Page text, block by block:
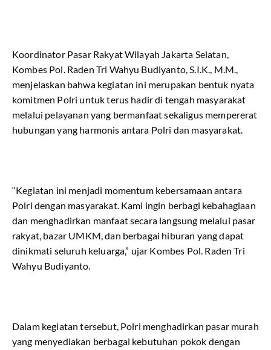
Koordinator Pasar Rakyat Wilayah Jakarta Selatan,
Kombes Pol. Raden Tri Wahyu Budiyanto, S.I.K., M.M.,
menjelaskan bahwa kegiatan ini merupakan bentuk nyata
komitmen Polri untuk terus hadir di tengah masyarakat
melalui pelayanan yang bermanfaat sekaligus mempererat
hubungan yang harmonis antara Polri dan masyarakat.
“Kegiatan ini menjadi momentum kebersamaan antara
Polri dengan masyarakat. Kami ingin berbagi kebahagiaan
dan menghadirkan manfaat secara langsung melalui pasar
rakyat, bazar UMKM, dan berbagai hiburan yang dapat
dinikmati seluruh keluarga,” ujar Kombes Pol. Raden Tri
Wahyu Budiyanto.
Dalam kegiatan tersebut, Polri menghadirkan pasar murah
yang menyediakan berbagai kebutuhan pokok dengan